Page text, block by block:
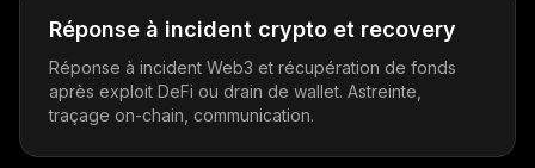
Réponse à incident crypto et recovery
Réponse à incident Web3 et récupération de fonds
après exploit DeFi ou drain de wallet. Astreinte,
traçage on-chain, communication.